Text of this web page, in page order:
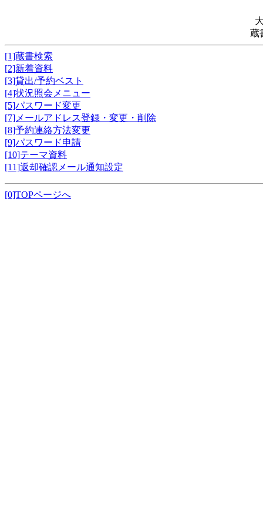
蔵
[1]蔵書検索
[2]新着資料
[3]貸出/予約ベスト
[4]状況照会メニュー
[5]パスワード変更
[7]メールアドレス登録・変更・削除
[8]予約連絡方法変更
[9]パスワード申請
[10]テーマ資料
[11]返却確認メール通知設定
[0]TOPページへ